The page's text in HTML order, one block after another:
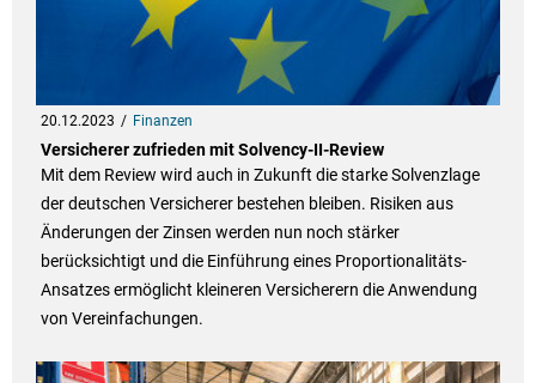
20.12.2023 Finanzen
Versicherer zufrieden mit Solvency-II-Review
Mit dem Review wird auch in Zukunft die starke Solvenzlage
der deutschen Versicherer bestehen bleiben. Risiken aus
Änderungen der Zinsen werden nun noch stärker
berücksichtigt und die Einführung eines Proportionalitäts-
Ansatzes ermöglicht kleineren Versicherern die Anwendung
von Vereinfachungen.